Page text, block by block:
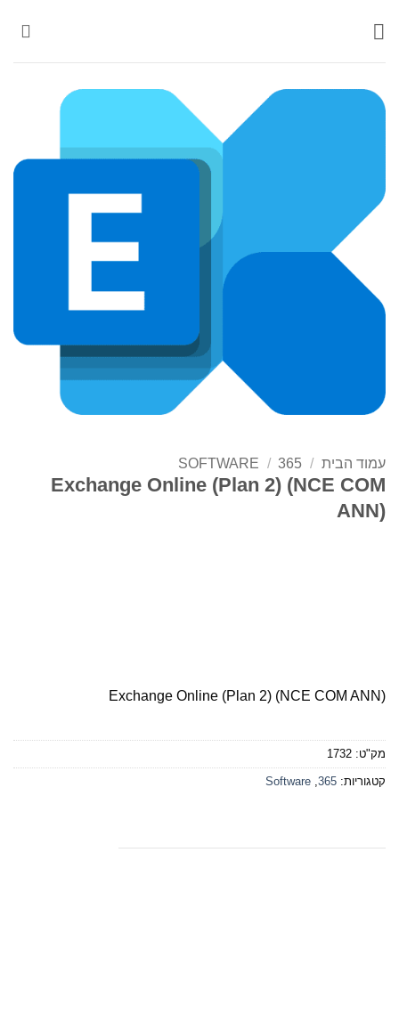
עמוד הבית /
SOFTWARE / 365
Exchange Online (Plan 2) (NCE COM
ANN)
Exchange Online (Plan 2) (NCE COM ANN)
מק"ט: 1732
קטגוריות: 365
,
Software